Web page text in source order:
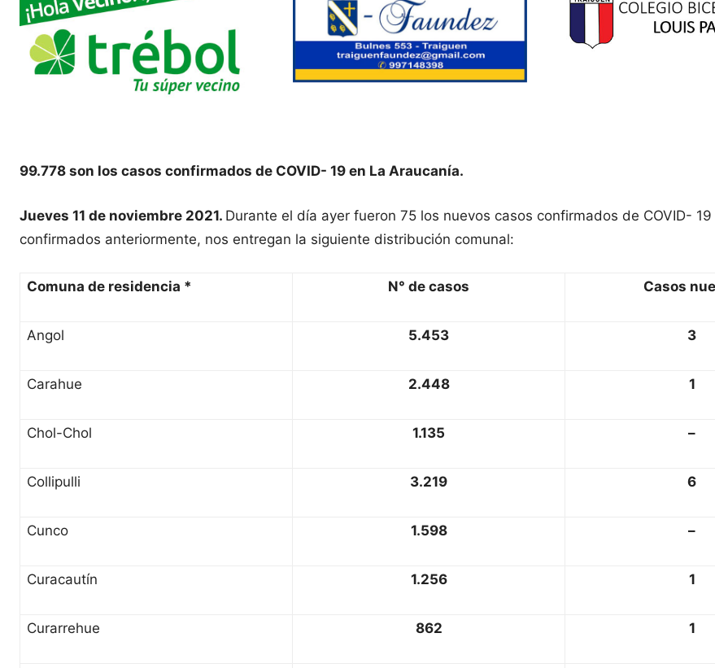
99.778 son los casos confirmados de COVID- 19 en La Araucanía.
Jueves 11 de noviembre 2021. Durante el día ayer fueron 75 los nuevos casos confirmados de COVID-
confirmados anteriormente, nos entregan la siguiente distribución comunal:
Comuna de residencia * N° de casos Casos
Angol 5.453 3
Carahue 2.448 1
Chol-Chol 1.135 –
Collipulli 3.219 6
Cunco 1.598 –
Curacautín 1.256 1
Curarrehue 862 1